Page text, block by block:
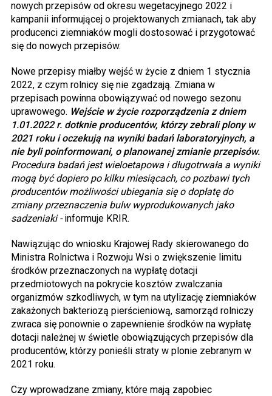
nowych przepisów od okresu wegetacyjnego 2022 i
kampanii informującej o projektowanych zmianach, tak aby
producenci ziemniaków mogli dostosować i przygotować
się do nowych przepisów.
Nowe przepisy miałby wejść w życie z dniem 1 stycznia
2022, z czym rolnicy się nie zgadzają. Zmiana w
przepisach powinna obowiązywać od nowego sezonu
uprawowego. Wejście w życie rozporządzenia z dniem
1.01.2022 r. dotknie producentów, którzy zebrali plony w
2021 roku i oczekują na wyniki badań laboratoryjnych, a
nie byli poinformowani, o planowanej zmianie przepisów.
Procedura badań jest wieloetapowa i długotrwała a wyniki
mogą być dopiero po kilku miesiącach, co pozbawi tych
producentów możliwości ubiegania się o dopłatę do
zmiany przeznaczenia bulw wyprodukowanych jako
sadzeniaki -informuje KRIR.
Nawiązując do wniosku Krajowej Rady skierowanego do
Ministra Rolnictwa i Rozwoju Wsi o zwiększenie limitu
środków przeznaczonych na wypłatę dotacji
przedmiotowych na pokrycie kosztów zwalczania
organizmów szkodliwych, w tym na utylizację ziemniaków
zakażonych bakteriozą pierścieniową, samorząd rolniczy
zwraca się ponownie o zapewnienie środków na wypłatę
dotacji należnej w świetle obowiązujących przepisów dla
producentów, którzy ponieśli straty w plonie zebranym w
2021 roku.
Czy wprowadzane zmiany, które mają zapobiec